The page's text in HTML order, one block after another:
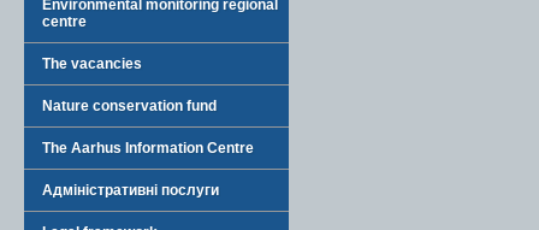
Environmental monitoring regional
centre
The vacancies
Nature conservation fund
The Aarhus Information Centre
Адміністративні послуги